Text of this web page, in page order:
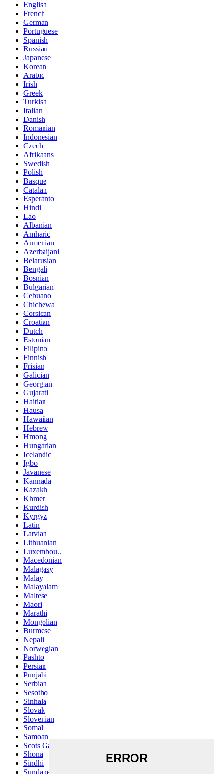
English
French
German
Portuguese
Spanish
Russian
Japanese
Korean
Arabic
Irish
Greek
Turkish
Italian
Danish
Romanian
Indonesian
Czech
Afrikaans
Swedish
Polish
Basque
Catalan
Esperanto
Hindi
Lao
Albanian
Amharic
Armenian
Azerbaijani
Belarusian
Bengali
Bosnian
Bulgarian
Cebuano
Chichewa
Corsican
Croatian
Dutch
Estonian
Filipino
Finnish
Frisian
Galician
Georgian
Gujarati
Haitian
Hausa
Hawaiian
Hebrew
Hmong
Hungarian
Icelandic
Igbo
Javanese
Kannada
Kazakh
Khmer
Kurdish
Kyrgyz
Latin
Latvian
Lithuanian
Luxembou..
Macedonian
Malagasy
Malay
Malayalam
Maltese
Maori
Marathi
Mongolian
Burmese
Nepali
Norwegian
Pashto
Persian
Punjabi
Serbian
Sesotho
Sinhala
Slovak
Slovenian
Somali
Samoan
Scots Gaelic
Shona
Sindhi
Sundanese